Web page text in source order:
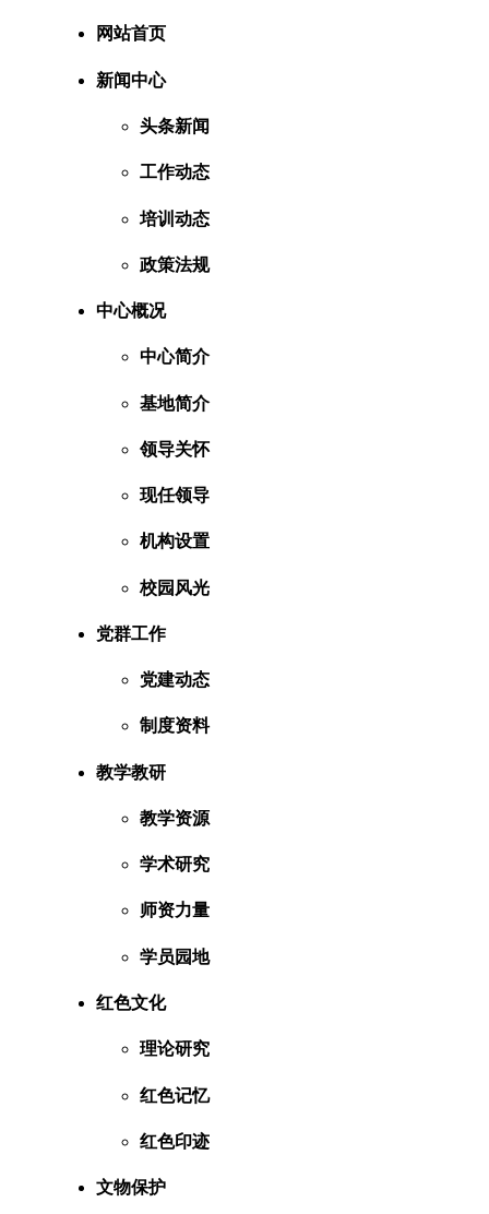
网站首页
新闻中心
头条新闻
工作动态
培训动态
政策法规
中心概况
中心简介
基地简介
领导关怀
现任领导
机构设置
校园风光
党群工作
党建动态
制度资料
教学教研
教学资源
学术研究
师资力量
学员园地
红色文化
理论研究
红色记忆
红色印迹
文物保护